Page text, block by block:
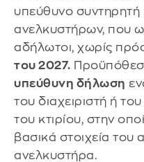
υπεύθυνο συντηρητή
ανελκυστήρων, που
αδήλωτοι, χωρίς
του 2027.
υπεύθυνη δήλωση
του διαχειριστή ή
του κτιρίου, στην
βασικά στοιχεία του
ανελκυστήρα.